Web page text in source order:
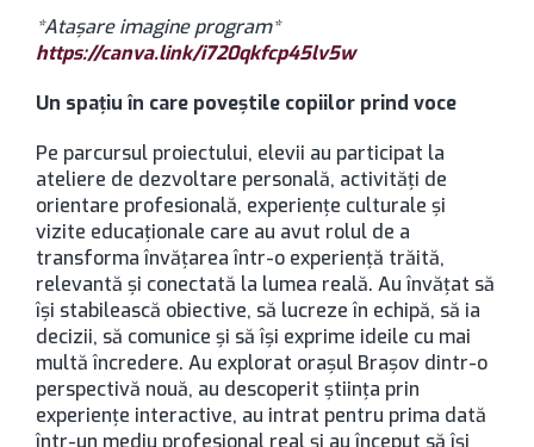
*Atașare imagine program*
https://canva.link/i720qkfcp45lv5w
Un spațiu în care poveștile copiilor prind voce
Pe parcursul proiectului, elevii au participat la
ateliere de dezvoltare personală, activități de
orientare profesională, experiențe culturale și
vizite educaționale care au avut rolul de a
transforma învățarea într-o experiență trăită,
relevantă și conectată la lumea reală. Au învățat să
își stabilească obiective, să lucreze în echipă, să ia
decizii, să comunice și să își exprime ideile cu mai
multă încredere. Au explorat orașul Brașov dintr-o
perspectivă nouă, au descoperit știința prin
experiențe interactive, au intrat pentru prima dată
într-un mediu profesional real și au început să își